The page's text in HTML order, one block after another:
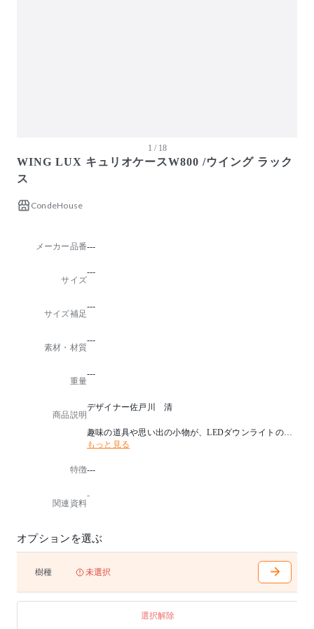
1 / 18
WING LUX キュリオケースW800 /ウイング ラック
ス
CondeHouse
メーカー品番---
サイズ
---
サイズ補足
---
素材・材質
---
重量
---
商品説明
デザイナー佐戸川 清
趣味の道具や思い出の小物が、LEDダウンライトのも
とに見て楽しめるコンパクトなキュリオケースです。
性も魅力。
るさを保つフロストミラーを採用しました。
定性を確保しています。
t8ガラス棚板(w:754×2)付き
■納期に関する特記事項
もっと見る
特徴---
関連資料
-
オプションを選ぶ
樹種 未選択
選択解除